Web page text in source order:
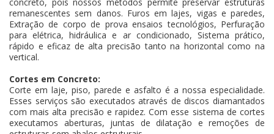
remanescentes sem danos. Furos em lajes, vigas e paredes,
Extração de corpo de prova ensaios tecnológios, Perfuração
para elétrica, hidráulica e ar condicionado, Sistema prático,
rápido e eficaz de alta precisão tanto na horizontal como na
vertical.
Cortes em Concreto:
Corte em laje, piso, parede e asfalto é a nossa especialidade.
Esses serviços são executados através de discos diamantados
com mais alta precisão e rapidez. Com esse sistema de cortes
executamos aberturas, juntas de dilatação e remoções de